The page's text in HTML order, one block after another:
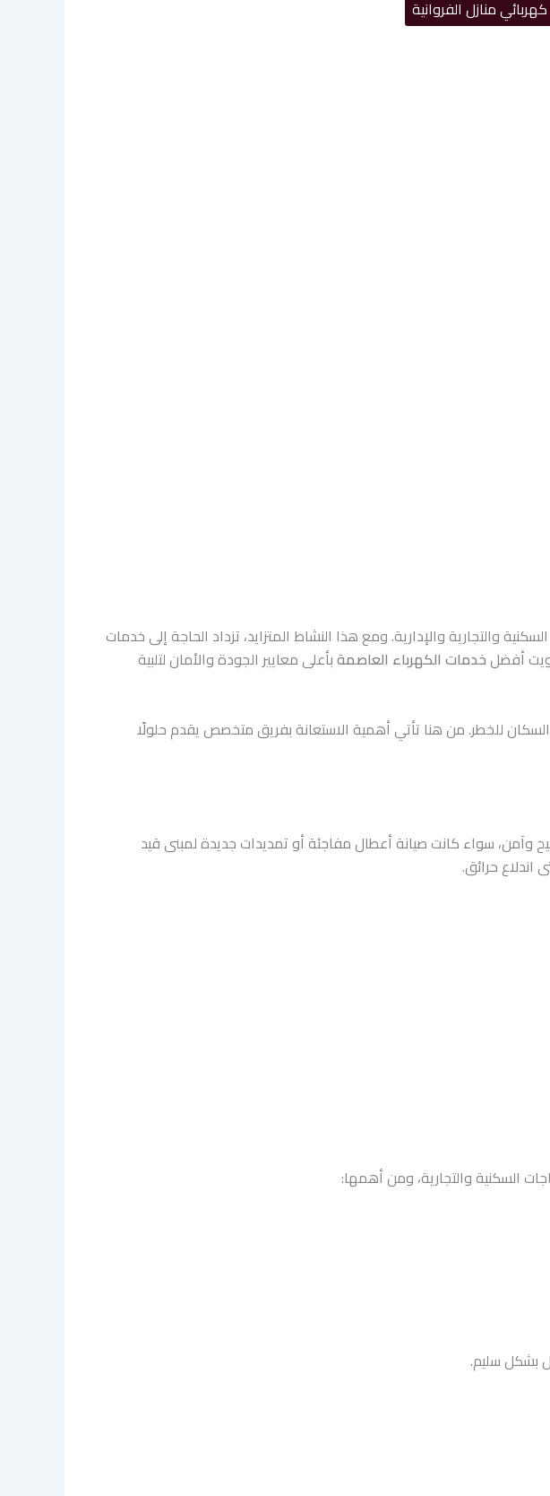
كهربائي منازل الفروانية
والتجارية والإدارية. ومع هذا النشاط المتزايد، تزداد الحاجة إلى خدمات
أفضلخدمات الكهرباء العاصمةبأعلى معايير الجودة والأمان لتلبية
للخطر. من هنا تأتي أهمية الاستعانة بفريق متخصص يقدم حلولًا
وآمن، سواء كانت صيانة أعطال مفاجئة أو تمديدات جديدة لمبنى قيد
اندلاع حرائق.
السكنية والتجارية، ومن أهمها:
بشكل سليم.